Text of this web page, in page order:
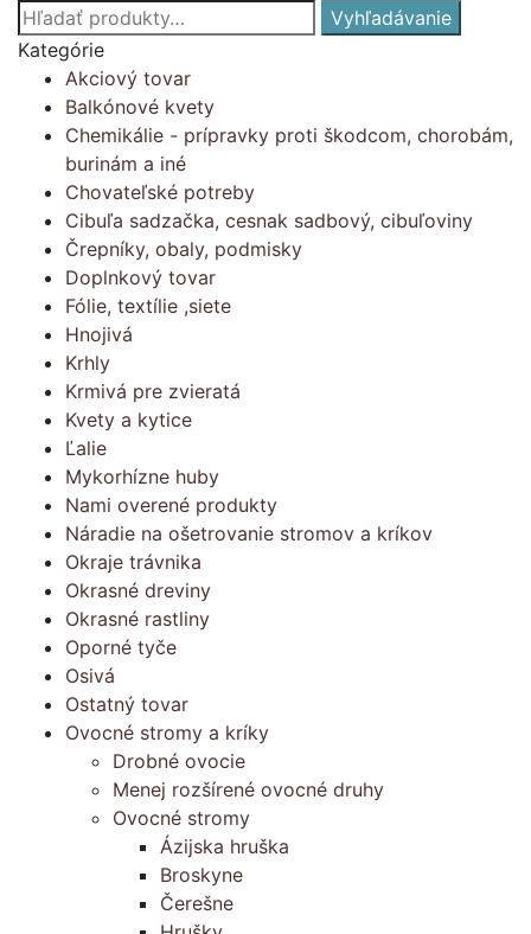
Hľadať:
Vyhľadávanie
Kategórie
Akciový tovar
Balkónové kvety
Chemikálie - prípravky proti škodcom, chorobám,
burinám a iné
Chovateľské potreby
Cibuľa sadzačka, cesnak sadbový, cibuľoviny
Črepníky, obaly, podmisky
Doplnkový tovar
Fólie, textílie ,siete
Hnojivá
Krhly
Krmivá pre zvieratá
Kvety a kytice
Ľalie
Mykorhízne huby
Nami overené produkty
Náradie na ošetrovanie stromov a kríkov
Okraje trávnika
Okrasné dreviny
Okrasné rastliny
Oporné tyče
Osivá
Ostatný tovar
Ovocné stromy a kríky
Drobné ovocie
Menej rozšírené ovocné druhy
Ovocné stromy
Ázijska hruška
Broskyne
Čerešne